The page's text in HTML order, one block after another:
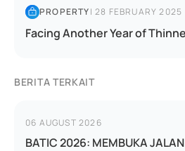
PROPERTY|28 FEBRUARY 2025
Facing Another Year of
BERITA TERKAIT
06 AUGUST 2026
BATIC 2026: MEMBUKA